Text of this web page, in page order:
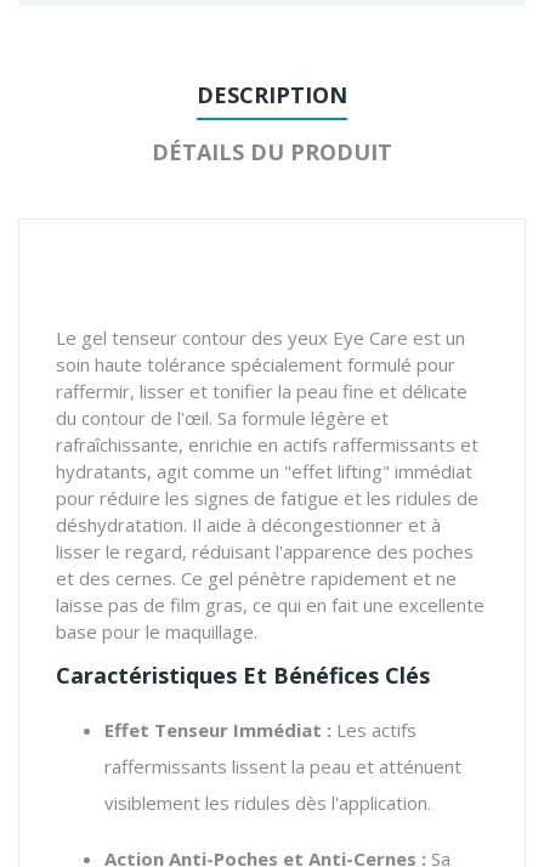
DESCRIPTION
DÉTAILS DU PRODUIT
Le gel tenseur contour des yeux Eye Care est un
soin haute tolérance spécialement formulé pour
raffermir, lisser et tonifier la peau fine et délicate
du contour de l'œil. Sa formule légère et
rafraîchissante, enrichie en actifs raffermissants et
hydratants, agit comme un "effet lifting" immédiat
pour réduire les signes de fatigue et les ridules de
déshydratation. Il aide à décongestionner et à
lisser le regard, réduisant l'apparence des poches
et des cernes. Ce gel pénètre rapidement et ne
laisse pas de film gras, ce qui en fait une excellente
base pour le maquillage.
Caractéristiques Et Bénéfices Clés
Effet Tenseur Immédiat : Les actifs
raffermissants lissent la peau et atténuent
visiblement les ridules dès l'application.
Action Anti-Poches et Anti-Cernes : Sa